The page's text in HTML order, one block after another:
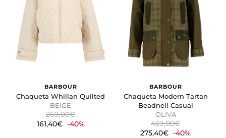
BARBOUR
Chaqueta Whillan Quilted
BEIGE
269,00€
161,40€ -40%
BARBOUR
Chaqueta Modern Tartan
Beadnell Casual
OLIVA
459,00€
275,40€ -40%